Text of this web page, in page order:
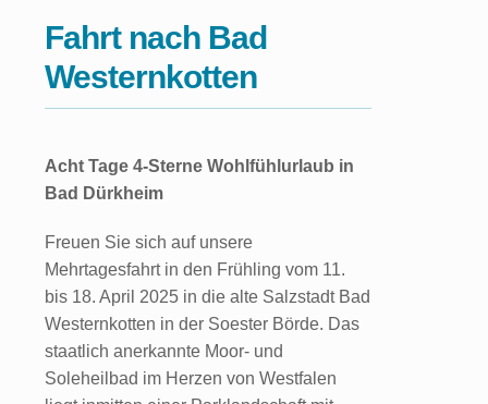
Fahrt nach Bad
Westernkotten
Acht Tage 4-Sterne Wohlfühlurlaub in
Bad Dürkheim
Freuen Sie sich auf unsere
Mehrtagesfahrt in den Frühling vom 11.
bis 18. April 2025 in die alte Salzstadt Bad
Westernkotten in der Soester Börde. Das
staatlich anerkannte Moor- und
Soleheilbad im Herzen von Westfalen